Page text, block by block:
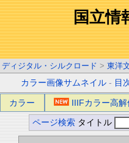
国立情
ディジタル・シルクロード > 東洋
カラー画像サムネイル - 目
カラー IIIFカラー高解
ページ検索 タイトル